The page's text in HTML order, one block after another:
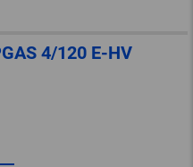
4/120 E-HV